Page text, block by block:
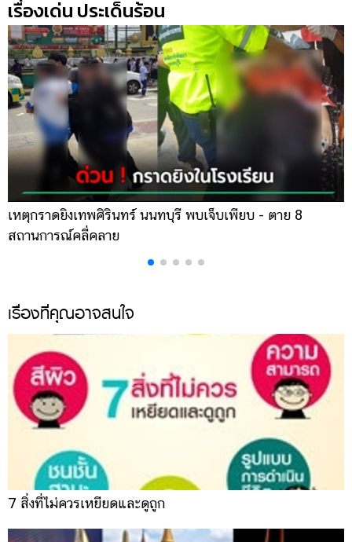
แต่งงาน
แม่
และ
เด็ก
สัตว์
เลี้ยง
Infographic
บริการ
แอปฯ
กระปุก
เรียน
ออนไลน์
ติดต่อ
โฆษณา
แจ้ง
ปัญหา
ร่วม
งาน
เรา
เรื่องเด่น ประเด็นร้อน
เหตุกราดยิงเทพศิรินทร์ นนทบุรี พบเจ็บเพียบ - ตาย 8
สถานการณ์คลี่คลาย
เรื่องที่คุณอาจสนใจ
7 สิ่งที่ไม่ควรเหยียดและดูถูก